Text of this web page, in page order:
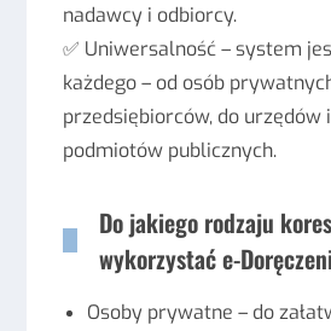
nadawcy i odbiorcy.
✅ Uniwersalność – system
każdego – od osób
przedsiębiorców, do urzędów
podmiotów publicznych.
Do jakiego rodzaju
wykorzystać e-
Osoby prywatne – do